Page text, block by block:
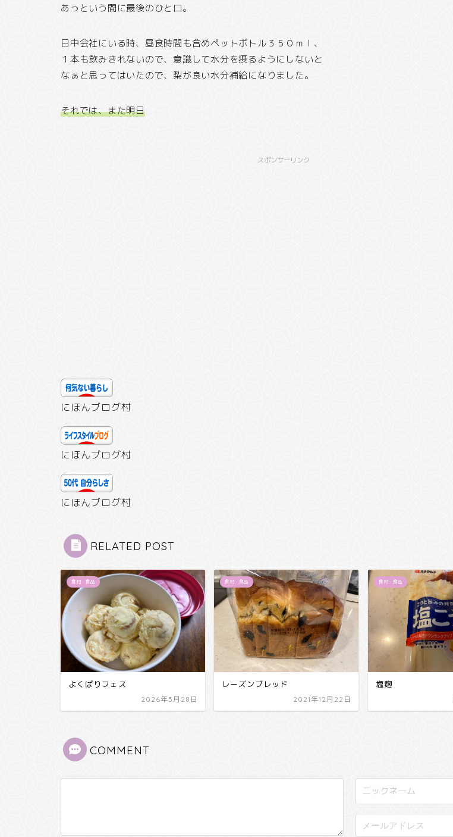
あっという間に最後のひと口。
日中会社にいる時、昼食時間も含めペットボトル３５０ｍｌ、
１本も飲みきれないので、意識して水分を摂るようにしないと
なぁと思ってはいたので、梨が良い水分補給になりました。
それでは、また明日
スポンサーリンク
にほんブログ村
にほんブログ村
にほんブログ村
RELATED POST
食材・食品
よくばりフェス
2026年5月28日
食材・食品
レーズンブレッド
2021年12月22日
食材・食品
塩麹
COMMENT